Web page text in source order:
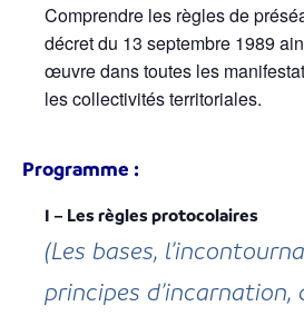
Comprendre les règles de
décret du 13 septembre 1989
œuvre dans toutes les
les collectivités territoriales.
Programme :
I – Les règles protocolaires
(Les bases,
principes